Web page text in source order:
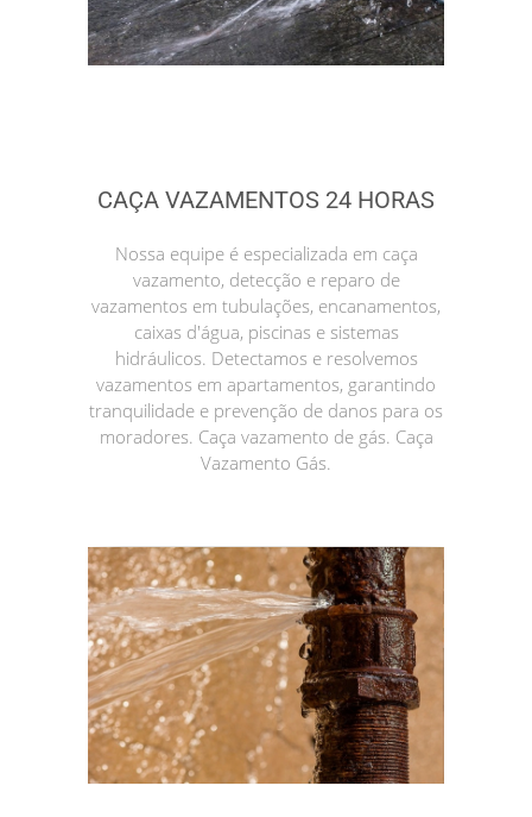
CAÇA VAZAMENTOS 24 HORAS
Nossa equipe é especializada em caça
vazamento, detecção e reparo de
vazamentos em tubulações, encanamentos,
caixas d'água, piscinas e sistemas
hidráulicos. Detectamos e resolvemos
vazamentos em apartamentos, garantindo
tranquilidade e prevenção de danos para os
moradores. Caça vazamento de gás. Caça
Vazamento Gás.